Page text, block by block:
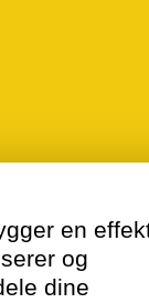
en
og
dine